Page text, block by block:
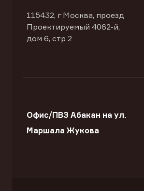
115432, г Москва, проезд
Проектируемый 4062-й,
дом 6, стр 2
Офис/ПВЗ Абакан на ул.
Маршала Жукова